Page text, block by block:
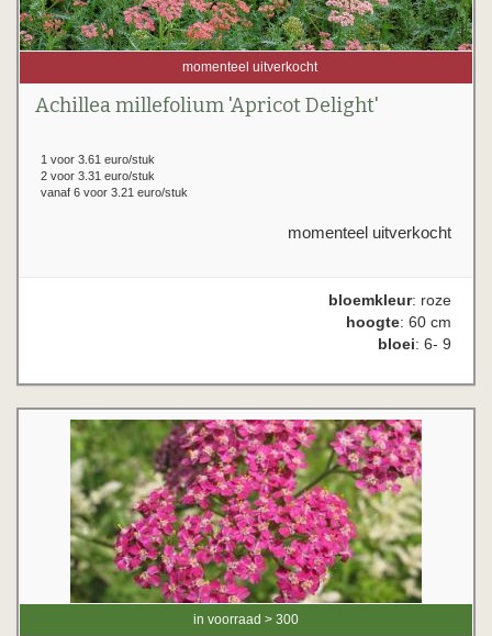
momenteel uitverkocht
Achillea millefolium 'Apricot Delight'
1 voor 3.61 euro/stuk
2 voor 3.31 euro/stuk
vanaf 6 voor 3.21 euro/stuk
momenteel uitverkocht
bloemkleur: roze
hoogte: 60 cm
bloei: 6- 9
in voorraad > 300